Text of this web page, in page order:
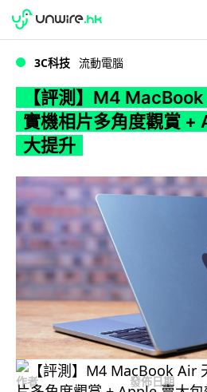
WWDC 2026
3C科技 流動電腦
【評測】M4
實機相片多角度觀賞 +
大提升
作者
發佈日期